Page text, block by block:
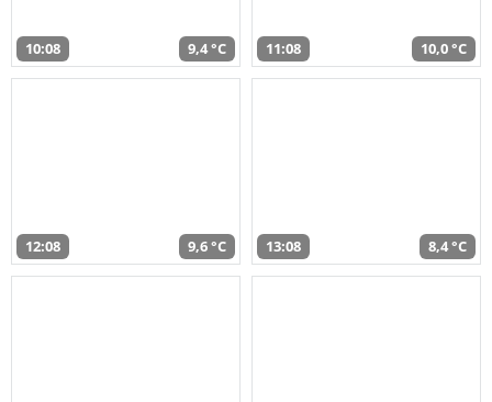
10:08 9,4 °C 11:08 10,0 °C
12:08 9,6 °C 13:08 8,4 °C